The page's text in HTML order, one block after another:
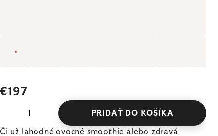
€197
PRIDAŤ DO KOŠÍKA
Či už lahodné ovocné smoothie alebo zdravá